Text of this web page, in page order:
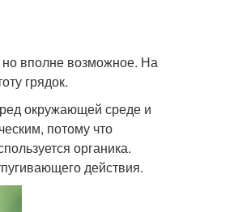
но вполне возможное. На
грядок.
окружающей среде и
потому что
органика.
действия.